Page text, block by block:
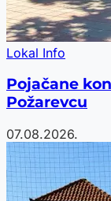
Lokal Info
Pojačane
Požarevcu
07.08.2026.